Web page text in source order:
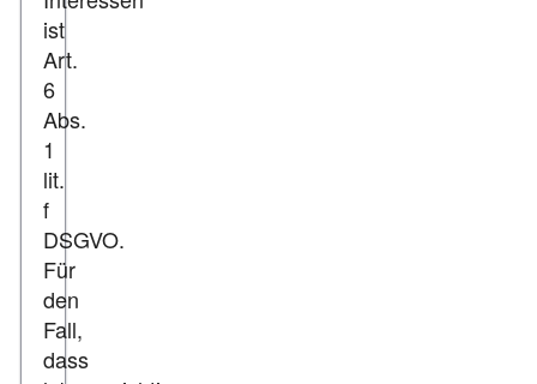
ist
Art.
6
Abs.
1
lit.
f
DSGVO.
Für
den
Fall,
dass